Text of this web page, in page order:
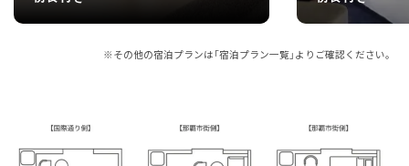
※その他の宿泊プランは「宿泊プラン一覧」よりご確認ください。